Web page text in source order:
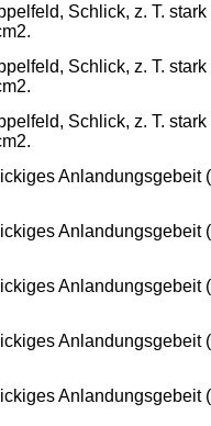
Schlick, z. T.
Schlick, z. T.
Schlick, z. T.